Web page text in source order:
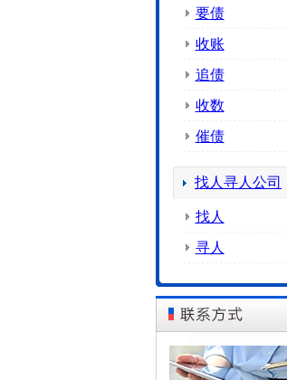
要债
收账
追债
收数
催债
找人寻人公司
找人
寻人